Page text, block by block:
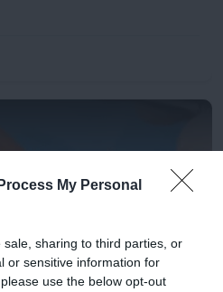
My Personal
sharing to third parties, or
or sensitive information for
use the below opt-out